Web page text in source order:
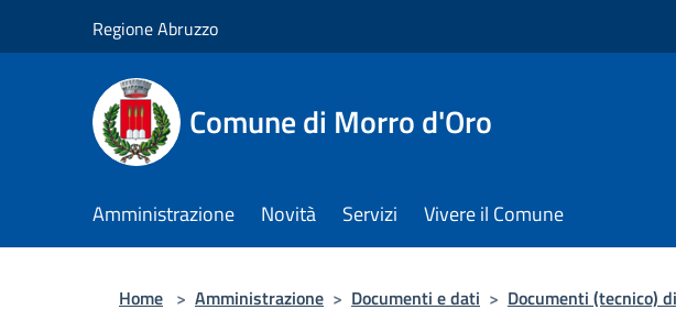
Regione Abruzzo
Comune di Morro d'Oro
Amministrazione Novità Servizi Vivere il Comune
Home > Amministrazione > Documenti e dati > Documenti (tecnico)